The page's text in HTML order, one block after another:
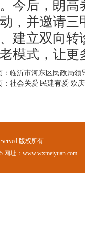
今后，朗高
，并邀请三
建立双向转
模式，让更
：临沂市河东区民政局领
：社会关爱|民建有爱 欢
版权所有
网址：www.wxmeiyuan.com